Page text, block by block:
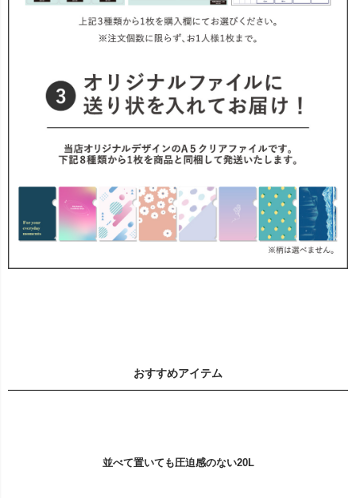
おすすめアイテム
並べて置いても圧迫感のない20L